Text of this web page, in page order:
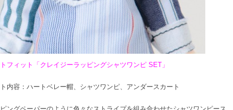
フィット「クレイジーラッピングシャツワンピ SET」
内容：ハートベレー帽、シャツワンピ、アンダースカート